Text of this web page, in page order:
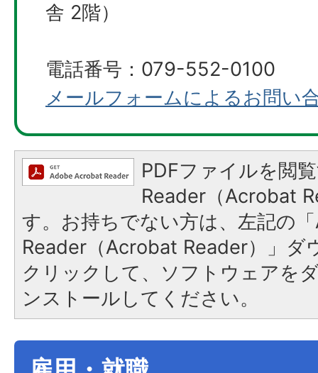
舎 2階）
電話番号：079-552-0100
メールフォームによるお問い
PDFファイルを閲
Reader（Acrobat
す。お持ちでない方は、左記の
Reader（Acrobat Reader）」ダ
クリックして、ソフトウェアを
ンストールしてください。